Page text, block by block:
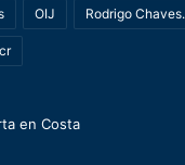
OIJ Rodrigo Chaves.
en Costa